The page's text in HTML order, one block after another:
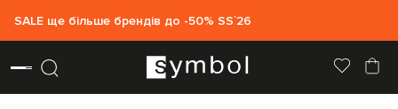
SALE ще більше брендів до -50% SS`26